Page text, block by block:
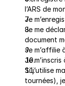
l’ARS de
Je
Je me
document
Je m’affilie
Je m’inscris
Si j’utilise
tournées),